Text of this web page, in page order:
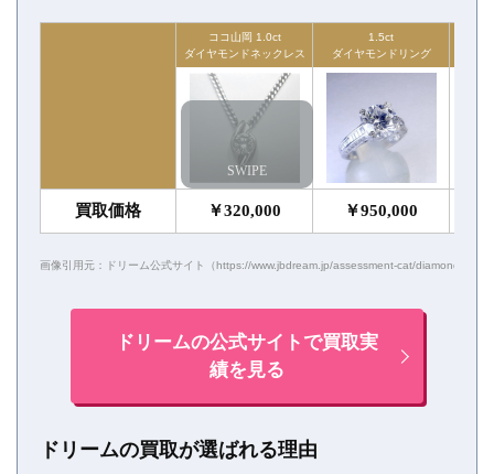
ココ山岡 1.0ct
ダイヤモンドネックレス
1.5ct
ダイヤモンドリング
買取価格 ￥320,000 ￥950,000
SWIPE
画像引用元：ドリーム公式サイト（https://www.jbdream.jp/assessment-cat/diamond/）
ドリームの公式サイトで買取実
績を見る
ドリームの買取が選ばれる理由